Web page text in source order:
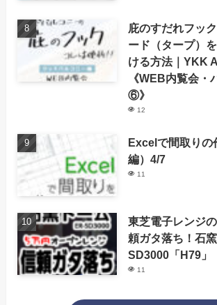
庇のすだれフッ
ード（タープ）
ける方法｜YKK
《WEB内覧会・
⑥》
12
Excelで間取りの
編）4/7
11
東芝電子レンジ
頼ガタ落ち！石
SD3000「H79」
11